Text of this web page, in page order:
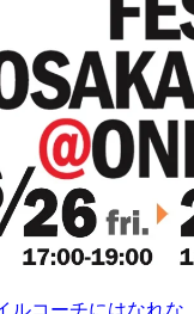
ルコーチにはなれな